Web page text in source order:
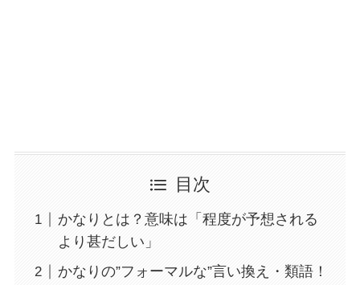
目次
かなりとは？意味は「程度が予想される
より甚だしい」
かなりの”フォーマルな”言い換え・類語！